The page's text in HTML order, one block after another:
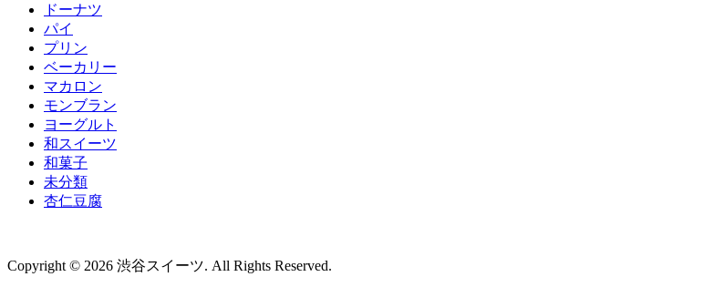
ドーナツ
パイ
プリン
ベーカリー
マカロン
モンブラン
ヨーグルト
和スイーツ
和菓子
未分類
杏仁豆腐
Copyright © 2026 渋谷スイーツ. All Rights Reserved.